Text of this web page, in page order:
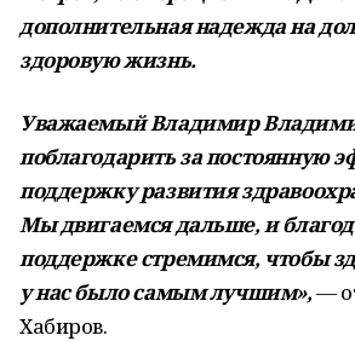
дополнительная надежда на
здоровую жизнь.
Уважаемый Владимир
поблагодарить за постоянную
поддержку развития
Мы двигаемся дальше, и
поддержке стремимся, чтобы
у нас было самым лучшим»,—
Хабиров.